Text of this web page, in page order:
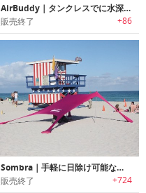
AirBuddy｜タンクレスでに水深12mのダイビングが楽しめるダイビングギア「エアバディー」
販売終了 +86
Sombra｜手軽に日除け可能なポータブルサンシェード「ソンブラ」
販売終了 +724